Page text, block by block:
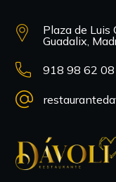
Plaza de Luis
Guadalix,
918 98 62 08